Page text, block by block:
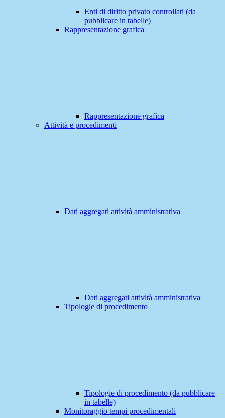
Enti di diritto privato controllati (da
pubblicare in tabelle)
Rappresentazione grafica
Rappresentazione grafica
Attività e procedimenti
Dati aggregati attività amministrativa
Dati aggregati attività amministrativa
Tipologie di procedimento
Tipologie di procedimento (da pubblicare
in tabelle)
Monitoraggio tempi procedimentali